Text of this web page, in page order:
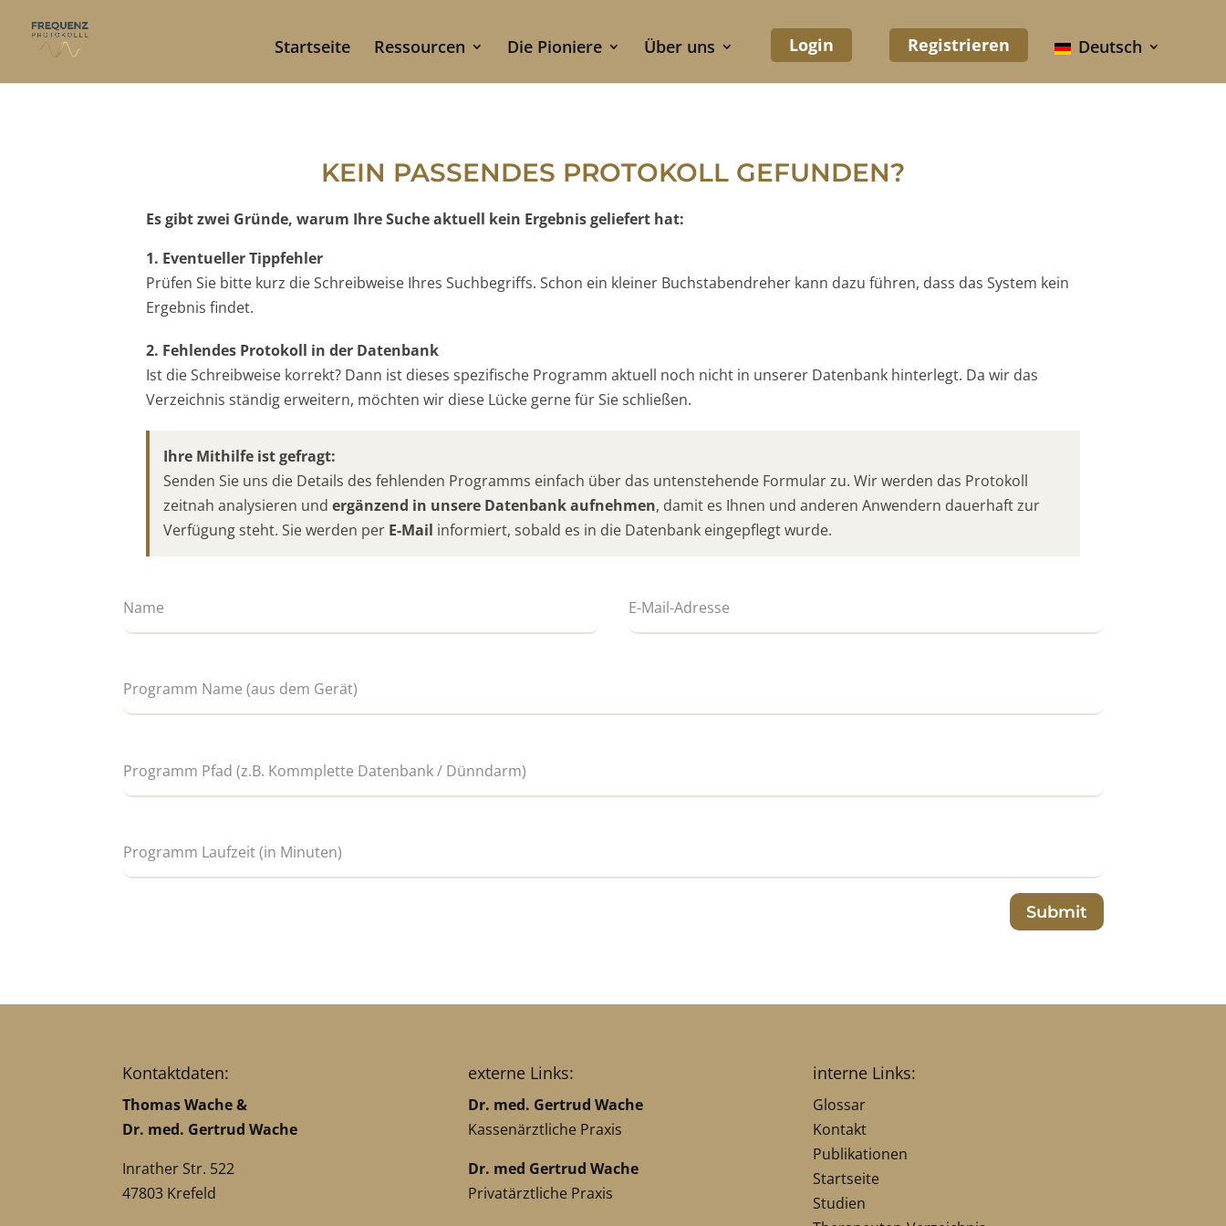
Startseite Ressourcen Die Pioniere Über uns Login Registrieren Deutsch
KEIN PASSENDES PROTOKOLL GEFUNDEN?
Es gibt zwei Gründe, warum Ihre Suche aktuell kein Ergebnis geliefert hat:
1. Eventueller Tippfehler
Prüfen Sie bitte kurz die Schreibweise Ihres Suchbegriffs. Schon ein kleiner Buchstabendreher kann dazu führen, dass das System kein
Ergebnis findet.
2. Fehlendes Protokoll in der Datenbank
Ist die Schreibweise korrekt? Dann ist dieses spezifische Programm aktuell noch nicht in unserer Datenbank hinterlegt. Da wir das
Verzeichnis ständig erweitern, möchten wir diese Lücke gerne für Sie schließen.
Ihre Mithilfe ist gefragt:
Senden Sie uns die Details des fehlenden Programms einfach über das untenstehende Formular zu. Wir werden das Protokoll
zeitnah analysieren und ergänzend in unsere Datenbank aufnehmen, damit es Ihnen und anderen Anwendern dauerhaft zur
Verfügung steht. Sie werden per E-Mail informiert, sobald es in die Datenbank eingepflegt wurde.
Submit
Kontaktdaten:
Thomas Wache &
Dr. med. Gertrud Wache
Inrather Str. 522
47803 Krefeld
externe Links:
Dr. med. Gertrud Wache
Kassenärztliche Praxis
Dr. med Gertrud Wache
Privatärztliche Praxis
interne Links:
Glossar
Kontakt
Publikationen
Startseite
Studien